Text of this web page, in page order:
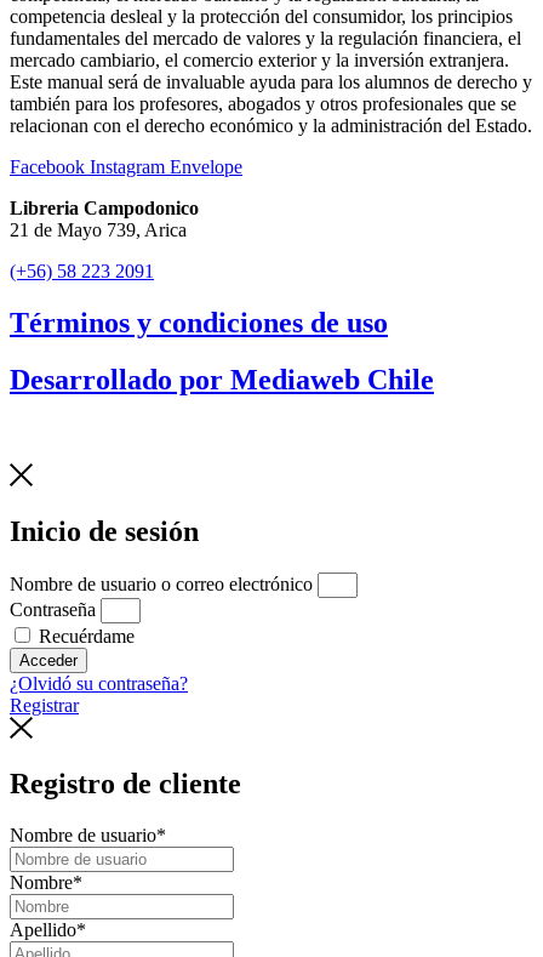
competencia desleal y la protección del consumidor, los principios
fundamentales del mercado de valores y la regulación financiera, el
mercado cambiario, el comercio exterior y la inversión extranjera.
Este manual será de invaluable ayuda para los alumnos de derecho y
también para los profesores, abogados y otros profesionales que se
relacionan con el derecho económico y la administración del Estado.
Facebook Instagram Envelope
Libreria Campodonico
21 de Mayo 739, Arica
(+56) 58 223 2091
Términos y condiciones de uso
Desarrollado por Mediaweb Chile
Inicio de sesión
Nombre de usuario o correo electrónico
Contraseña
Recuérdame
Acceder
¿Olvidó su contraseña?
Registrar
Registro de cliente
Nombre de usuario*
Nombre*
Apellido*